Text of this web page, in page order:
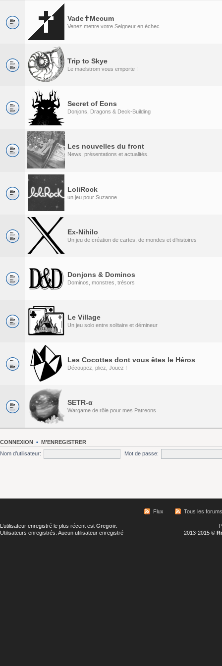
Vade✝Mecum
Venez mettre votre Seigneur en échec...
Trip to Skye
Le maelstrom vous emporte !
Secret of Eons
Donjons, Dragons & Deck-Building
Les nouvelles du front
News, présentations et actualités.
LoliRock
un jeu pour Suzanne
Ex-Nihilo
Un jeu de création de cartes, de mondes et d’histoires
Donjons & Dominos
Dominos, monstres, trésors
Le Village
Un jeu solo entre solitaire et démineur
Les Cocottes dont vous êtes le Héros
Découpez, pliez, Jouez !
SETR-α
Wargame de rôle pour mes Patreons
CONNEXION • M’ENREGISTRER
Nom d’utilisateur:
Mot de passe:
Flux Tous les forums
L’utilisateur enregistré le plus récent est Gregoir
Utilisateurs enregistrés: Aucun utilisateur enregistré
2013-2015 ©